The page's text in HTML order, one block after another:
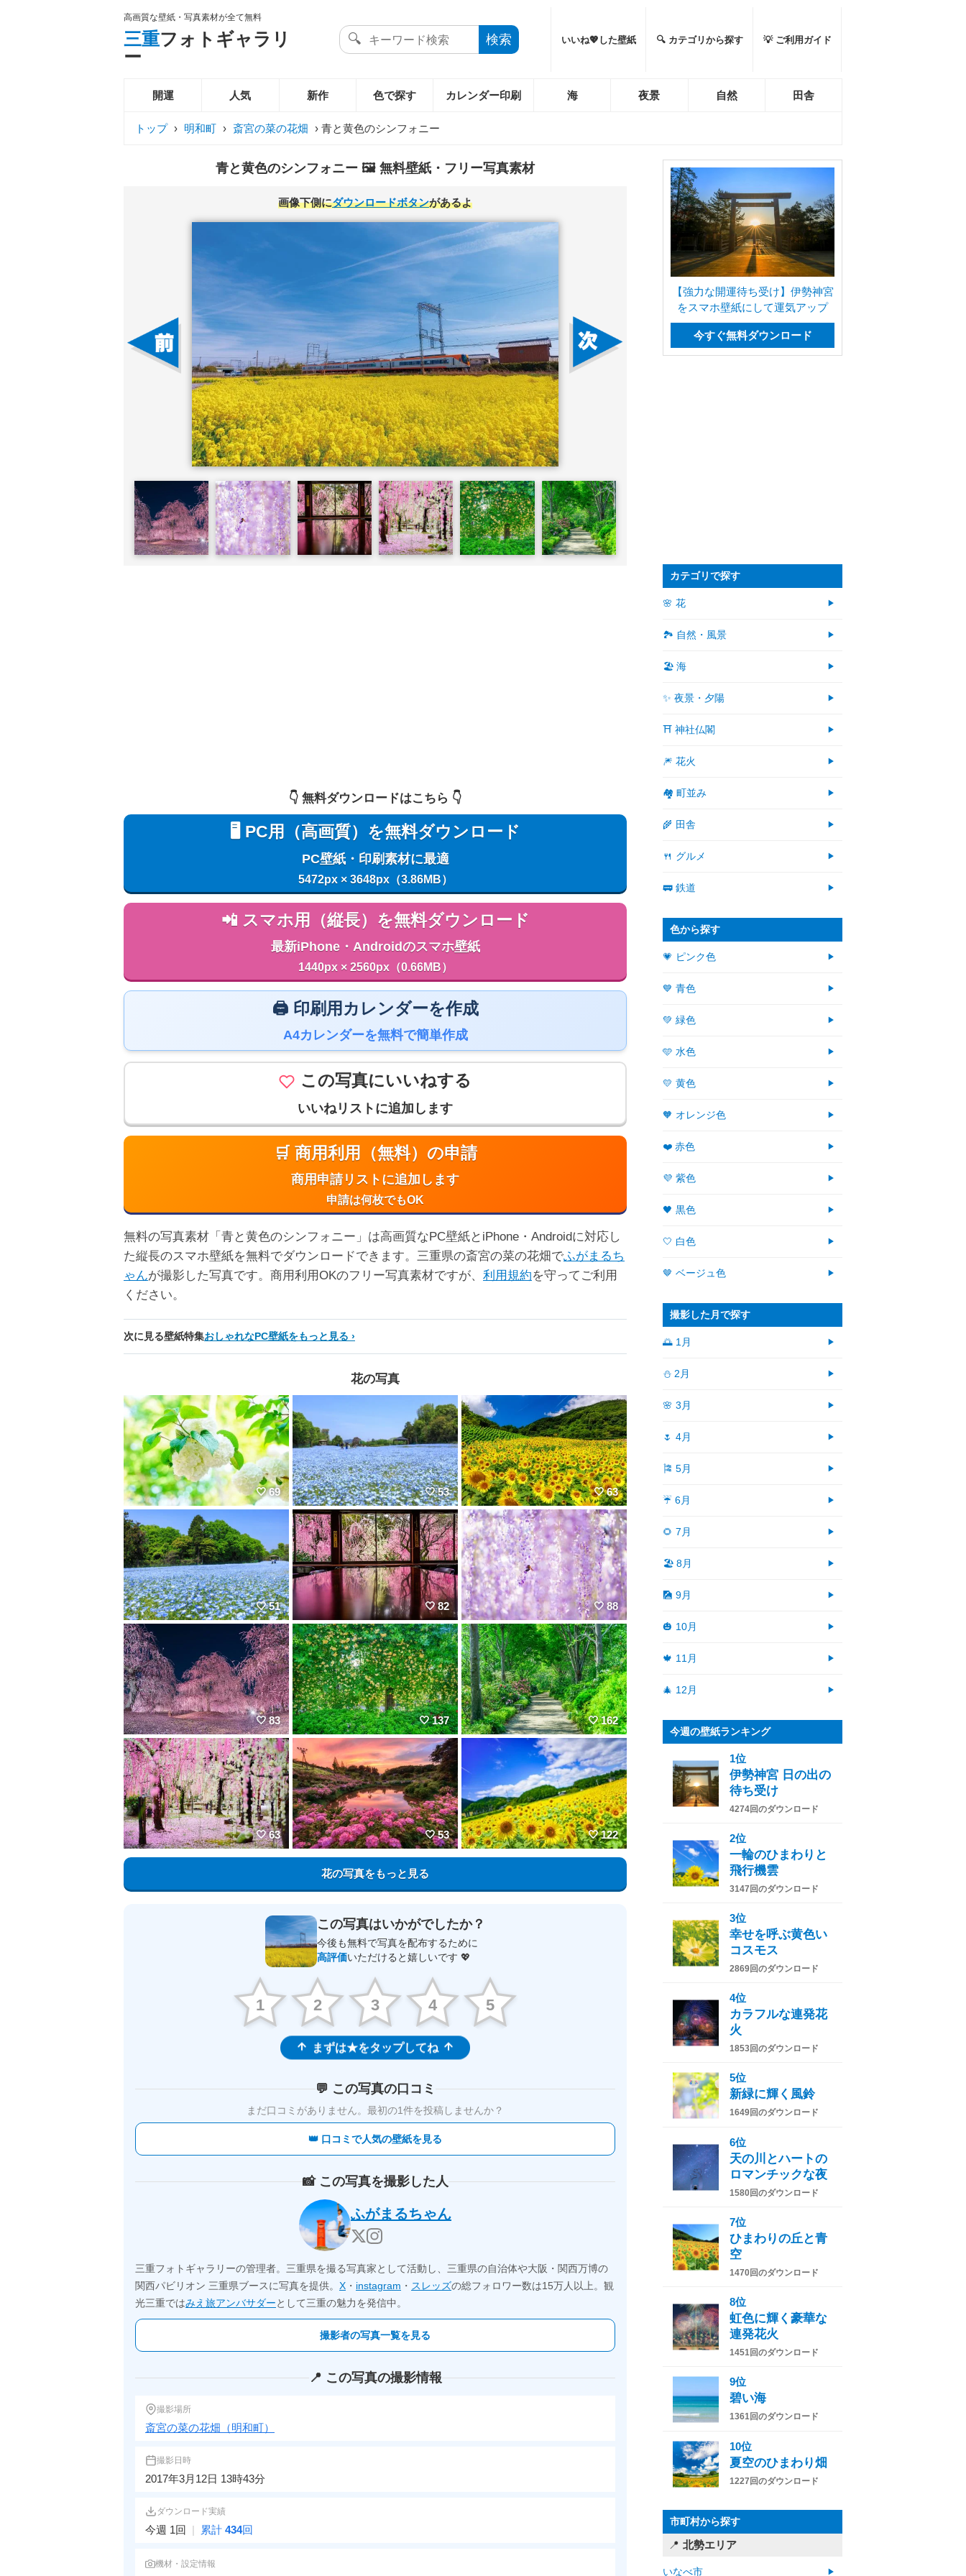
高画質な壁紙・写真素材が全て無料
三重フォトギャラリ
ー
いいね💖した壁紙 🔍 カテゴリから探す 💡 ご利用ガイド
開運 人気 新作 色で探す カレンダー印刷 海 夜景 自然 田舎
トップ › 明和町 › 斎宮の菜の花畑 › 青と黄色のシンフォニー
青と黄色のシンフォニー 🖼️ 無料壁紙・フリー写真素材
画像下側にダウンロードボタンがあるよ
👇️ 無料ダウンロードはこちら 👇️
🖥️ PC用（高画質）を無料ダウンロード
PC壁紙・印刷素材に最適
5472px × 3648px（3.86MB）
📲 スマホ用（縦長）を無料ダウンロード
最新iPhone・Androidのスマホ壁紙
1440px × 2560px（0.66MB）
🖨️ 印刷用カレンダーを作成
A4カレンダーを無料で簡単作成
この写真にいいねする
いいねリストに追加します
🛒 商用利用（無料）の申請
商用申請リストに追加します
申請は何枚でもOK
無料の写真素材「青と黄色のシンフォニー」は高画質なPC壁紙とiPhone・Androidに対応し
た縦長のスマホ壁紙を無料でダウンロードできます。三重県の斎宮の菜の花畑でふがまるち
ゃんが撮影した写真です。商用利用OKのフリー写真素材ですが、 利用規約を守ってご利用
ください。
次に見る壁紙特集おしゃれなPC壁紙をもっと見る
花の写真
69 53 63
51 82 88
83 137 162
63 53 122
花の写真をもっと見る
この写真はいかがでしたか？
今後も無料で写真を配布するために
高評価いただけると嬉しいです 💖
1 2 3 4 5
まずは★をタップしてね
💬 この写真の口コミ
まだ口コミがありません。 最初の1件を投稿しませんか？
👑 口コミで人気の壁紙を見る
📸 この写真を撮影した人
ふがまるちゃん
三重フォトギャラリーの管理者。三重県を撮る写真家として活動し、三重県の自治体や大阪・関西万博の
関西パビリオン 三重県ブースに写真を提供。 X ・ instagram ・ スレッズの総フォロワー数は15万人以上。観
光三重ではみえ旅アンバサダーとして三重の魅力を発信中。
撮影者の写真一覧を見る
📍 この写真の撮影情報
撮影場所
斎宮の菜の花畑（明和町）
撮影日時
2017年3月12日 13時43分
ダウンロード実績
今週 1回 | 累計 434回
機材・設定情報
【強力な開運待ち受け】伊勢神宮
をスマホ壁紙にして運気アップ
今すぐ無料ダウンロード
カテゴリで探す
🌸 花
🏞️ 自然・風景
🏖 海
✨ 夜景・夕陽
⛩ 神社仏閣
🎆 花火
🏘 町並み
🌾 田舎
🍴 グルメ
🚃 鉄道
色から探す
💗 ピンク色
💙 青色
💚 緑色
🩵 水色
💛 黄色
🧡 オレンジ色
❤️ 赤色
💜 紫色
🖤 黒色
🤍 白色
🤎 ベージュ色
撮影した月で探す
🌅 1月
⛄ 2月
🌸 3月
🌷 4月
🎏 5月
☔ 6月
🌻 7月
🏖 8月
🎑 9月
🎃 10月
🍁 11月
🎄 12月
今週の壁紙ランキング
1位
伊勢神宮 日の出の
待ち受け
4274回のダウンロード
2位
一輪のひまわりと
飛行機雲
3147回のダウンロード
3位
幸せを呼ぶ黄色い
コスモス
2869回のダウンロード
4位
カラフルな連発花
火
1853回のダウンロード
5位
新緑に輝く風鈴
1649回のダウンロード
6位
天の川とハートの
ロマンチックな夜
1580回のダウンロード
7位
ひまわりの丘と青
空
1470回のダウンロード
8位
虹色に輝く豪華な
連発花火
1451回のダウンロード
9位
碧い海
1361回のダウンロード
10位
夏空のひまわり畑
1227回のダウンロード
市町村から探す
北勢エリア
いなべ市